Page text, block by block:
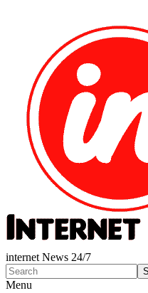
internet News 24/7
Menu